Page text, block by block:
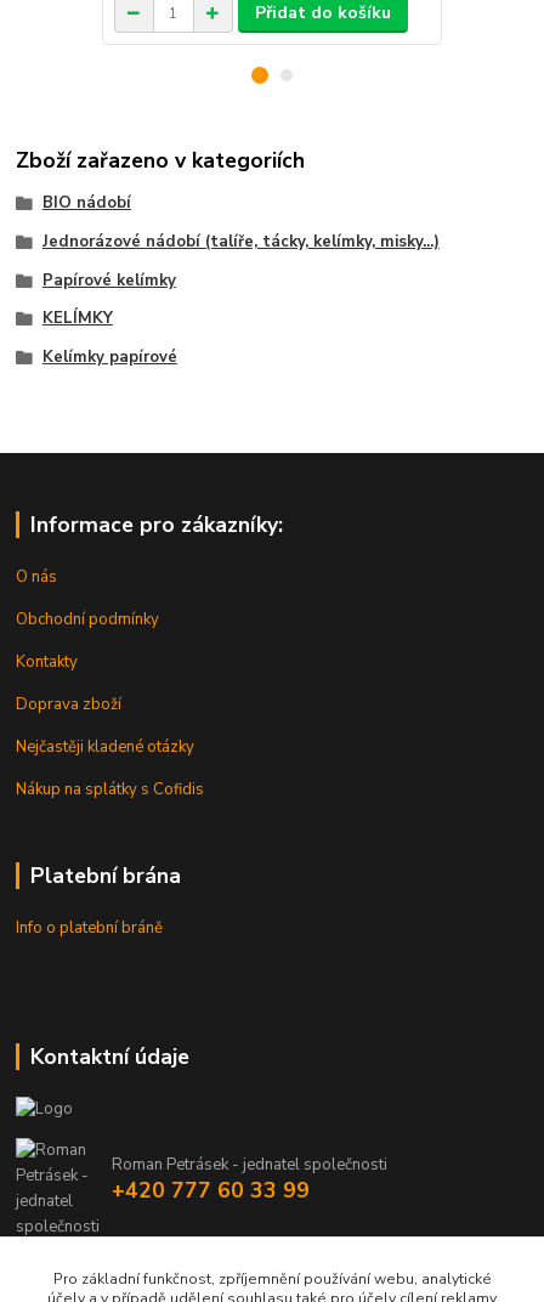
Přidat do košíku
Zboží zařazeno v kategoriích
BIO nádobí
Jednorázové nádobí (talíře, tácky, kelímky, misky...)
Papírové kelímky
KELÍMKY
Kelímky papírové
Informace pro zákazníky:
O nás
Obchodní podmínky
Kontakty
Doprava zboží
Nejčastěji kladené otázky
Nákup na splátky s Cofidis
Platební brána
Info o platební bráně
Kontaktní údaje
Roman Petrásek - jednatel společnosti
+420 777 60 33 99
Pro základní funkčnost, zpříjemnění používání webu, analytické